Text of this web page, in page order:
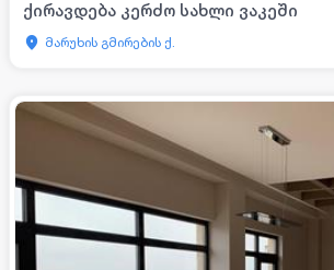
ქირავდება კერძო სახლი ვაკეში
მარუხის გმირების ქ.